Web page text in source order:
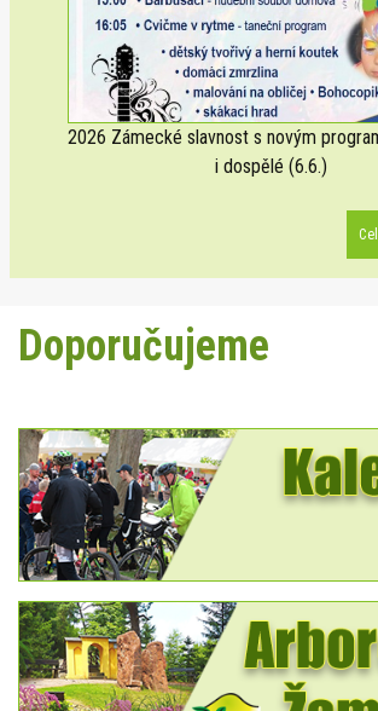
2026 Zámecké slavnost s novým
i dospělé (6.6.)
Doporučujeme